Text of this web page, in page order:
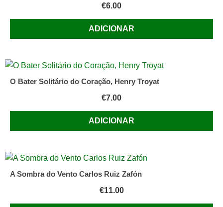
€6.00
ADICIONAR
O Bater Solitário do Coração, Henry Troyat
€7.00
ADICIONAR
A Sombra do Vento Carlos Ruiz Zafón
€11.00